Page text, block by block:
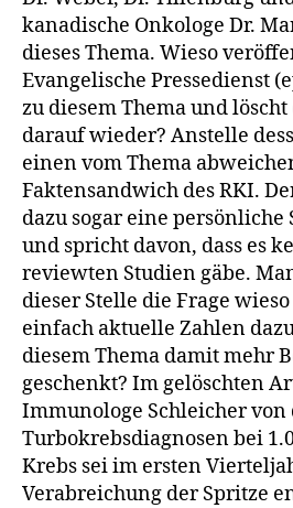
kanadische Onkologe Dr.
dieses Thema. Wieso
Evangelische Pressedienst
zu diesem Thema und
darauf wieder? Anstelle
einen vom Thema
Faktensandwich des RKI.
dazu sogar eine
und spricht davon, dass es
reviewten Studien gäbe.
dieser Stelle die Frage
einfach aktuelle Zahlen
diesem Thema damit mehr
geschenkt? Im gelöschten
Immunologe Schleicher von
Turbokrebsdiagnosen bei
Krebs sei im ersten
Verabreichung der Spritze